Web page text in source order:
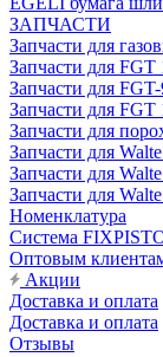
ЗАПЧАСТИ
Запчасти для
Запчасти для FGT
Запчасти для
Запчасти для FGT
Запчасти для
Запчасти для
Запчасти для
Запчасти для
Номенклатура
Система
Оптовым
Акции
Доставка и оплата
Доставка и оплата
Отзывы